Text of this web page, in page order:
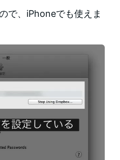
で、iPhoneでも使えま